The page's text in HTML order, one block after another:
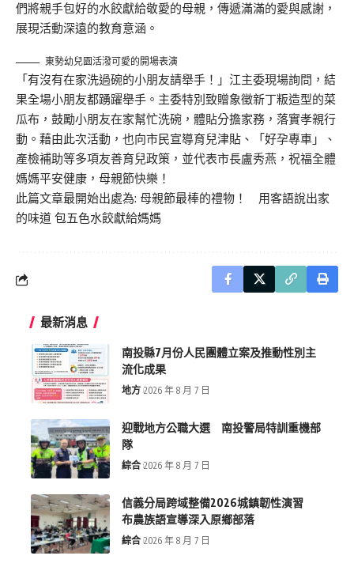
們將親手包好的水餃獻給敬愛的母親，傳遞滿滿的愛與感謝，
展現活動深遠的教育意涵。
東勢幼兒園活潑可愛的開場表演
「有沒有在家洗過碗的小朋友請舉手！」江主委現場詢問，結
果全場小朋友都踴躍舉手。主委特別致贈象徵新丁粄造型的菜
瓜布，鼓勵小朋友在家幫忙洗碗，體貼分擔家務，落實孝親行
動。藉由此次活動，也向市民宣導育兒津貼、「好孕專車」、
產檢補助等多項友善育兒政策，並代表市長盧秀燕，祝福全體
媽媽平安健康，母親節快樂！
此篇文章最開始出處為: 母親節最棒的禮物！ 用客語說出家
的味道 包五色水餃獻給媽媽
最新消息
南投縣7月份人民團體立案及推動性別主
流化成果
地方 2026 年 8 月 7 日
迎戰地方公職大選 南投警局特訓重機部
隊
綜合 2026 年 8 月 7 日
信義分局跨域整備2026城鎮韌性演習
布農族語宣導深入原鄉部落
綜合 2026 年 8 月 7 日